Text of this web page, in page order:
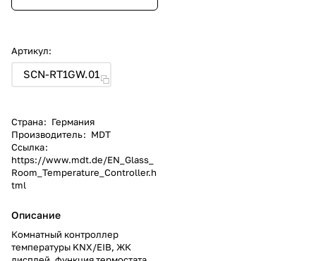
Артикул:
SCN-RT1GW.01
Страна: Германия
Производитель: MDT
Ссылка:
https://www.mdt.de/EN_Glass_
Room_Temperature_Controller.h
tml
Описание
Комнатный контроллер
температуры KNX/EIB, ЖК